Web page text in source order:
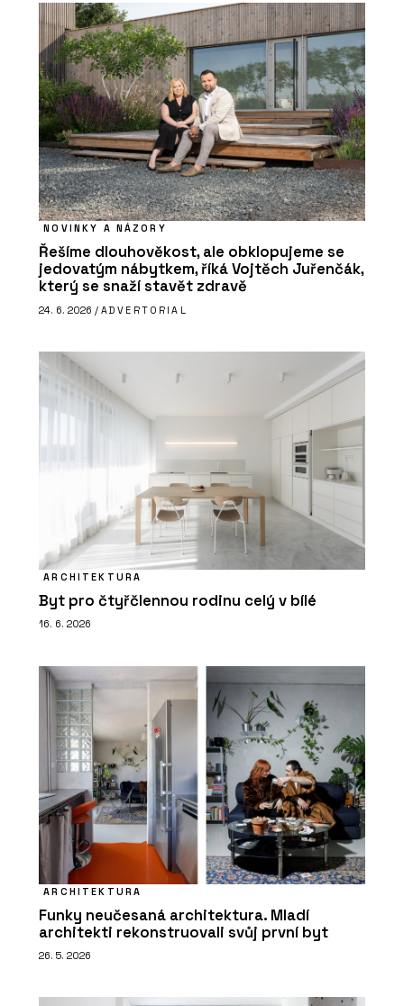
NOVINKY A NÁZORY
Řešíme dlouhověkost, ale obklopujeme se
jedovatým nábytkem, říká Vojtěch Juřenčák,
který se snaží stavět zdravě
24. 6. 2026 / ADVERTORIAL
ARCHITEKTURA
Byt pro čtyřčlennou rodinu celý v bílé
16. 6. 2026
ARCHITEKTURA
Funky neučesaná architektura. Mladí
architekti rekonstruovali svůj první byt
26. 5. 2026